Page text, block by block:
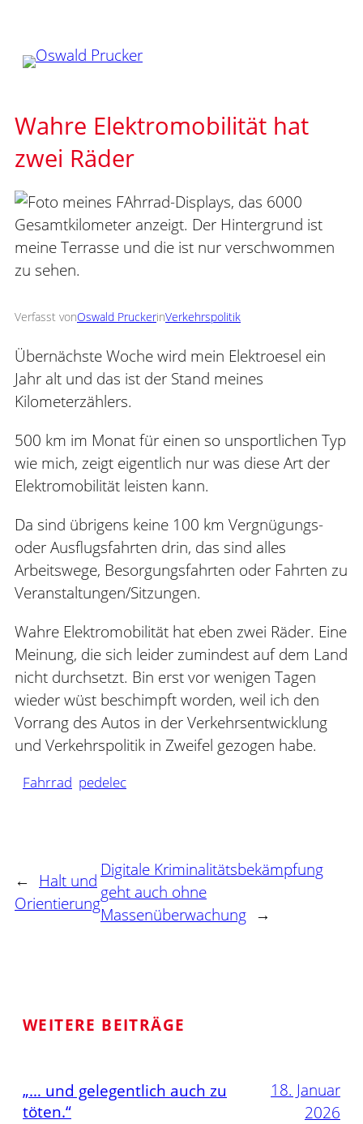
springen
Wahre Elektromobilität hat
zwei Räder
Verfasst vonOswald PruckerinVerkehrspolitik
Übernächste Woche wird mein Elektroesel ein
Jahr alt und das ist der Stand meines
Kilometerzählers.
500 km im Monat für einen so unsportlichen Typ
wie mich, zeigt eigentlich nur was diese Art der
Elektromobilität leisten kann.
Da sind übrigens keine 100 km Vergnügungs-
oder Ausflugsfahrten drin, das sind alles
Arbeitswege, Besorgungsfahrten oder Fahrten zu
Veranstaltungen/Sitzungen.
Wahre Elektromobilität hat eben zwei Räder. Eine
Meinung, die sich leider zumindest auf dem Land
nicht durchsetzt. Bin erst vor wenigen Tagen
wieder wüst beschimpft worden, weil ich den
Vorrang des Autos in der Verkehrsentwicklung
und Verkehrspolitik in Zweifel gezogen habe.
Fahrrad pedelec
←
Halt und
Orientierung
Digitale Kriminalitätsbekämpfung
geht auch ohne
Massenüberwachung →
WEITERE BEITRÄGE
„… und gelegentlich auch zu
töten.“
18. Januar
2026